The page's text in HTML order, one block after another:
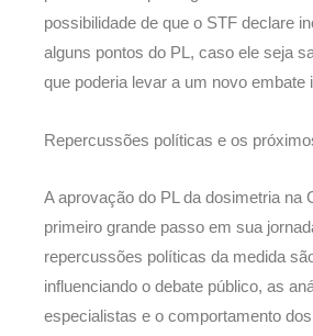
possibilidade de que o STF declare
alguns pontos do PL, caso ele seja
que poderia levar a um novo embate
Repercussões políticas e os
A aprovação do PL da dosimetria na
primeiro grande passo em sua
repercussões políticas da medida
influenciando o debate público, as
especialistas e o comportamento